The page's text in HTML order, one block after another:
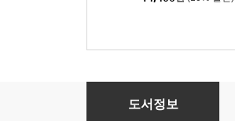
괜찮다고 말해주는 교실
도서정보